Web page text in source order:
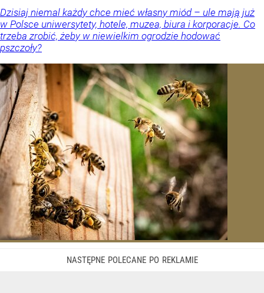
Dzisiaj niemal każdy chce mieć własny miód – ule mają już
w Polsce uniwersytety, hotele, muzea, biura i korporacje. Co
trzeba zrobić, żeby w niewielkim ogrodzie hodować
pszczoły?